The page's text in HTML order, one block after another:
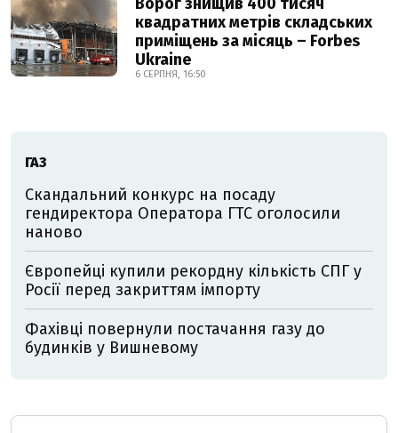
квадратних метрів складських
приміщень за місяць – Forbes
Ukraine
6 СЕРПНЯ, 16:50
ГАЗ
Скандальний конкурс на посаду
гендиректора Оператора ГТС оголосили
наново
Європейці купили рекордну кількість СПГ у
Росії перед закриттям імпорту
Фахівці повернули постачання газу до
будинків у Вишневому